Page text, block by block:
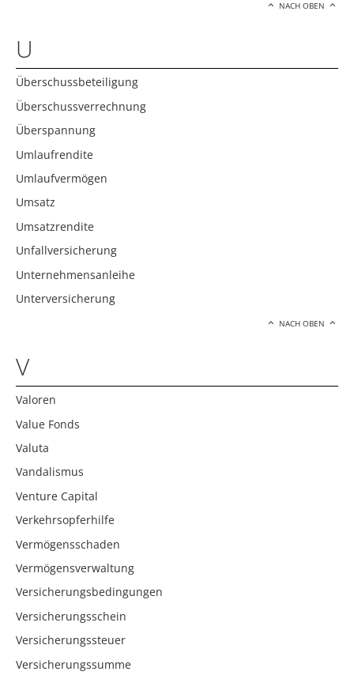
NACH OBEN
U
Überschussbeteiligung
Überschussverrechnung
Überspannung
Umlaufrendite
Umlaufvermögen
Umsatz
Umsatzrendite
Unfallversicherung
Unternehmensanleihe
Unterversicherung
NACH OBEN
V
Valoren
Value Fonds
Valuta
Vandalismus
Venture Capital
Verkehrsopferhilfe
Vermögensschaden
Vermögensverwaltung
Versicherungsbedingungen
Versicherungsschein
Versicherungssteuer
Versicherungssumme